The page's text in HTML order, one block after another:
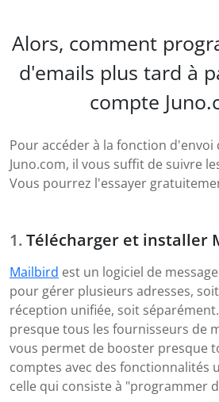
Alors, comment
d'emails plus tard à
compte
Pour accéder à la fonction
Juno.com, il vous suffit de suivre
Vous pourrez l'essayer
Télécharger et installer
Mailbird est un logiciel de
pour gérer plusieurs adresses,
réception unifiée, soit
presque tous les fournisseurs de
vous permet de booster presque
comptes avec des fonctionnalités
celle qui consiste à "programmer